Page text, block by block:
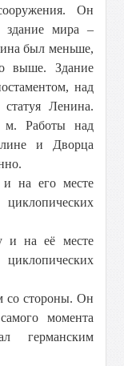
Он
здание мира –
был меньше,
выше. Здание
над
статуя Ленина.
м. Работы над
и Дворца
и на его месте
и на её месте
со стороны. Он
момента
германским